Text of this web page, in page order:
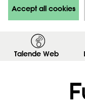
Accept all cookies
Talende Web